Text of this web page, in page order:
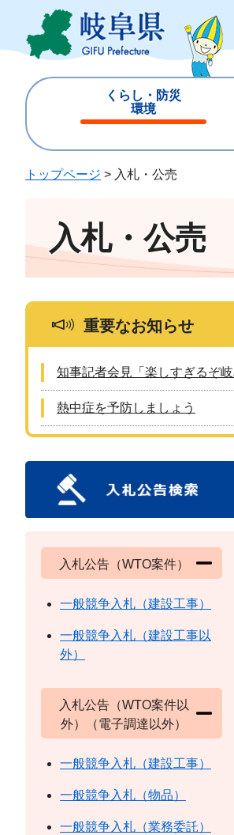
ジ
ュ
くらし・防災
環境
じ
トップページ > 入札・公売
入札・公売
重要なお知らせ
知事記者会見「楽しすぎるぞ
熱中症を予防しましょう
入札公告（WTO案件）
一般競争入札（建設工事）
一般競争入札（建設工事以
外）
入札公告（WTO案件以
外）（電子調達以外）
一般競争入札（建設工事）
一般競争入札（物品）
一般競争入札（業務委託）